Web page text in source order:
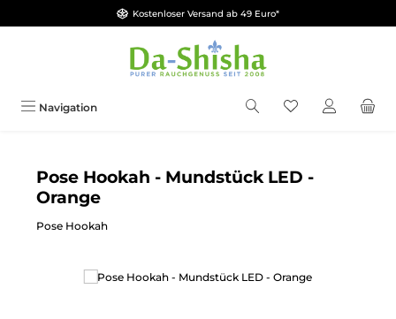
Zum Hauptinhalt springenKostenloser Versand ab 49 Euro*
Navigation Du hast 0
Pose Hookah - Mundstück LED -
Orange
Pose Hookah
Bildergalerie überspringen